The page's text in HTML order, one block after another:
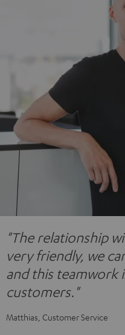
"The relationship
very friendly, we
and this teamwork
customers."
Matthias, Customer Service